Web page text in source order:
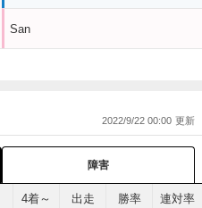
San
2022/9/22 00:00
障害
4着～ 出走 勝率 連対率